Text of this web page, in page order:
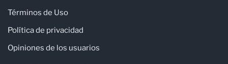
Términos de Uso
Política de privacidad
Opiniones de los usuarios